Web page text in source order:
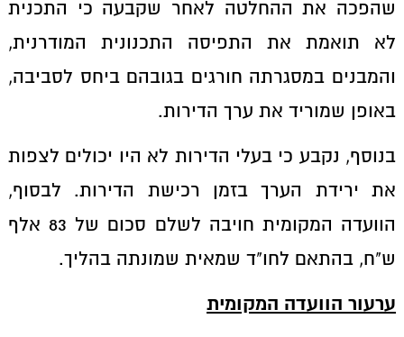
שהפכה את ההחלטה לאחר שקבעה כי התכנית
לא תואמת את התפיסה התכנונית המודרנית,
והמבנים במסגרתה חורגים בגובהם ביחס לסביבה,
באופן שמוריד את ערך הדירות.
בנוסף, נקבע כי בעלי הדירות לא היו יכולים לצפות
את ירידת הערך בזמן רכישת הדירות. לבסוף,
הוועדה המקומית חויבה לשלם סכום של 83 אלף
ש"ח, בהתאם לחו"ד שמאית שמונתה בהליך.
ערעור הוועדה המקומית